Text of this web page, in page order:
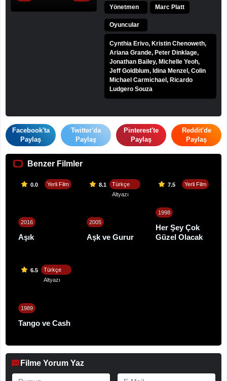
Yönetmen Marc Platt
Oyuncular
Cynthia Erivo, Kristin Chenoweth,
Ariana Grande, Peter Dinklage,
Jonathan Bailey, Michelle Yeoh,
Jeff Goldblum, Idina Menzel, Colin
Michael Carmichael, Ricardo
Ludgero Souza
Facebook'ta
Paylaş
Twitter'da
Paylaş
Pinterest'te
Paylaş
Reddit'de
Paylaş
Benzer Filmler
0.0 Yerli Film
2016
Aşık
8.1
Türkçe
Altyazı
2005
Aşk ve Gurur
7.5 Yerli Film
1998
Her Şey Çok
Güzel Olacak
6.5
Türkçe
Altyazı
1989
Tango ve Cash
Filme Yorum Yaz